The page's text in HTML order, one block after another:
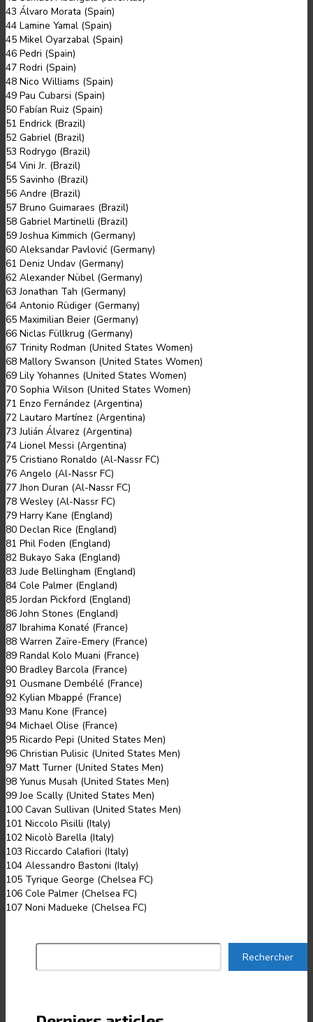
43 Álvaro Morata (Spain)
44 Lamine Yamal (Spain)
45 Mikel Oyarzabal (Spain)
46 Pedri (Spain)
47 Rodri (Spain)
48 Nico Williams (Spain)
49 Pau Cubarsi (Spain)
50 Fabían Ruiz (Spain)
51 Endrick (Brazil)
52 Gabriel (Brazil)
53 Rodrygo (Brazil)
54 Vini Jr. (Brazil)
55 Savinho (Brazil)
56 Andre (Brazil)
57 Bruno Guimaraes (Brazil)
58 Gabriel Martinelli (Brazil)
59 Joshua Kimmich (Germany)
60 Aleksandar Pavlović (Germany)
61 Deniz Undav (Germany)
62 Alexander Nübel (Germany)
63 Jonathan Tah (Germany)
64 Antonio Rüdiger (Germany)
65 Maximilian Beier (Germany)
66 Niclas Füllkrug (Germany)
67 Trinity Rodman (United States Women)
68 Mallory Swanson (United States Women)
69 Lily Yohannes (United States Women)
70 Sophia Wilson (United States Women)
71 Enzo Fernández (Argentina)
72 Lautaro Martínez (Argentina)
73 Julián Álvarez (Argentina)
74 Lionel Messi (Argentina)
75 Cristiano Ronaldo (Al-Nassr FC)
76 Angelo (Al-Nassr FC)
77 Jhon Duran (Al-Nassr FC)
78 Wesley (Al-Nassr FC)
79 Harry Kane (England)
80 Declan Rice (England)
81 Phil Foden (England)
82 Bukayo Saka (England)
83 Jude Bellingham (England)
84 Cole Palmer (England)
85 Jordan Pickford (England)
86 John Stones (England)
87 Ibrahima Konaté (France)
88 Warren Zaïre-Emery (France)
89 Randal Kolo Muani (France)
90 Bradley Barcola (France)
91 Ousmane Dembélé (France)
92 Kylian Mbappé (France)
93 Manu Kone (France)
94 Michael Olise (France)
95 Ricardo Pepi (United States Men)
96 Christian Pulisic (United States Men)
97 Matt Turner (United States Men)
98 Yunus Musah (United States Men)
99 Joe Scally (United States Men)
100 Cavan Sullivan (United States Men)
101 Niccolo Pisilli (Italy)
102 Nicolò Barella (Italy)
103 Riccardo Calafiori (Italy)
104 Alessandro Bastoni (Italy)
105 Tyrique George (Chelsea FC)
106 Cole Palmer (Chelsea FC)
107 Noni Madueke (Chelsea FC)
Rechercher
Rechercher